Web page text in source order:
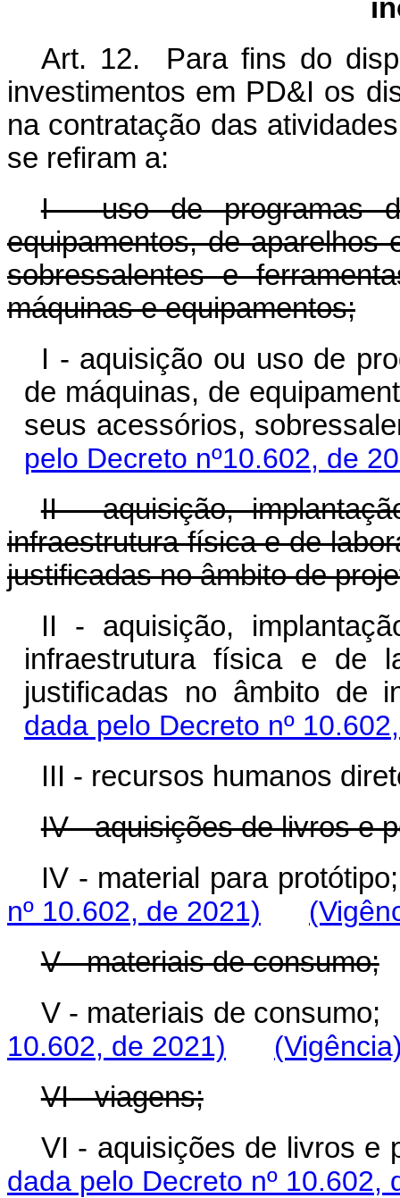
Art. 12. Para fins do
investimentos em PD&I os
na contratação das
se refiram a:
I - uso de programas
equipamentos, de aparelhos
sobressalentes e
máquinas e equipamentos;
I - aquisição ou uso de
de máquinas, de
seus acessórios,
pelo Decreto nº10.602, de
II - aquisição,
infraestrutura física e de
justificadas no âmbito de
II - aquisição,
infraestrutura física e de
justificadas no âmbito de
dada pelo Decreto nº
III - recursos humanos
IV - aquisições de livros e
IV - material para protótipo;
nº 10.602, de 2021)
V - materiais de consumo;
V - materiais de consumo;
10.602, de 2021)
VI - viagens;
VI - aquisições de livros e
dada pelo Decreto nº 10.602,